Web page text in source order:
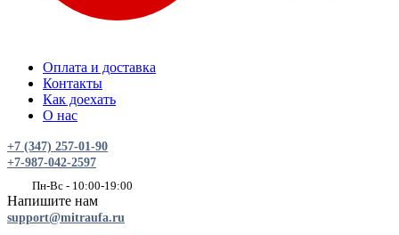
Оплата и доставка
Контакты
Как доехать
О нас
+7 (347) 257-01-90
+7-987-042-2597
Пн-Вс - 10:00-19:00
Напишите нам
support@mitraufa.ru